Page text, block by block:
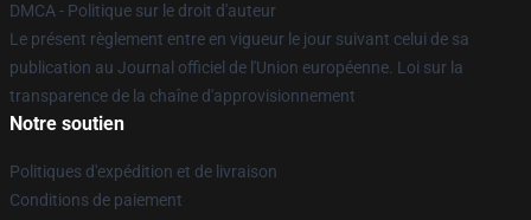
DMCA - Politique sur le droit d'auteur
Le présent règlement entre en vigueur le jour suivant celui de sa
publication au Journal officiel de l'Union européenne. Loi sur la
transparence de la chaîne d'approvisionnement
Notre soutien
Politiques d'expédition et de livraison
Conditions de paiement